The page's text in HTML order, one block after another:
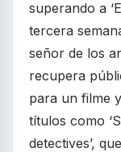
superando a
tercera
señor de los
recupera
para un filme
títulos como
detectives’,